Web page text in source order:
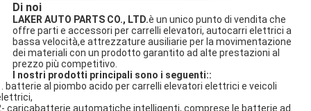
Di noi
LAKER AUTO PARTS CO., LTD.è un unico punto di vendita che
offre parti e accessori per carrelli elevatori, autocarri elettrici a
bassa velocità,e attrezzature ausiliarie per la movimentazione
dei materiali con un prodotto garantito ad alte prestazioni al
prezzo più competitivo.
I nostri prodotti principali sono i seguenti::
batterie al piombo acido per carrelli elevatori elettrici e veicoli
caricabatterie automatiche intelligenti, comprese le batterie ad